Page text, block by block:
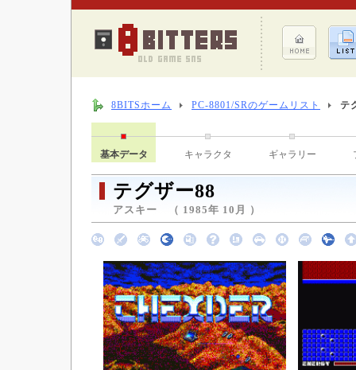
8BITSホーム PC-8801/SRのゲームリスト テ
基本データ キャラクタ ギャラリー
テグザー88
アスキー （ 1985年 10月 ）